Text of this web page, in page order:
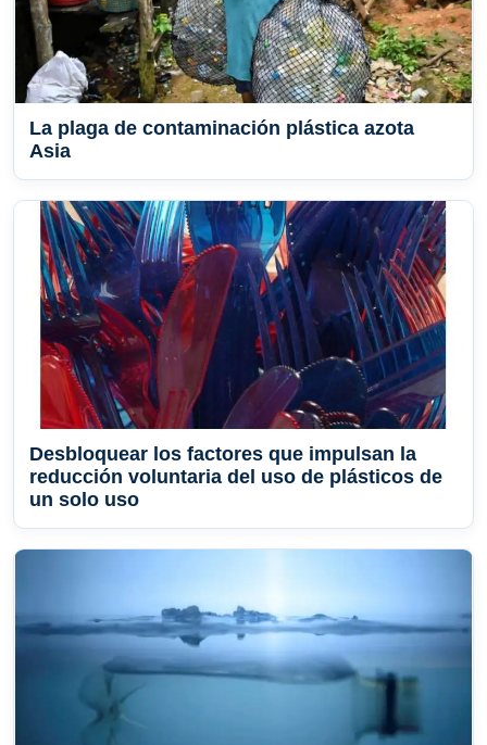
La plaga de contaminación plástica azota
Asia
Desbloquear los factores que impulsan la
reducción voluntaria del uso de plásticos de
un solo uso